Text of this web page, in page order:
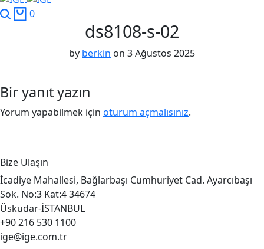
0
ds8108-s-02
by berkin on 3 Ağustos 2025
Bir yanıt yazın
Yorum yapabilmek için oturum açmalısınız.
Bize Ulaşın
İcadiye Mahallesi, Bağlarbaşı Cumhuriyet Cad. Ayarcıbaşı
Sok. No:3 Kat:4 34674
Üsküdar-İSTANBUL
+90 216 530 1100
ige@ige.com.tr